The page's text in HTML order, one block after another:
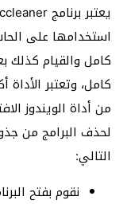
استخدامها على
كامل والقيام كذلك
كامل، وتعتبر
من أداة الويندوز
التالي:
نقوم بفتح